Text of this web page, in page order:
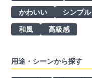
かわいい
シンプル
和風
高級感
用途・シーンから探す